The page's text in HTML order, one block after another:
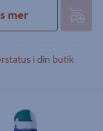
mer
i din butik